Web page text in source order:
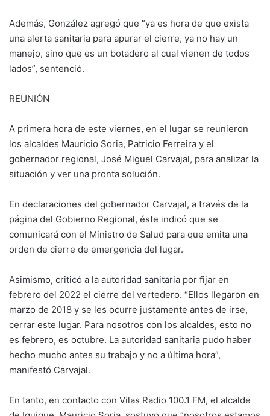
Además, González agregó que “ya es hora de que exista
una alerta sanitaria para apurar el cierre, ya no hay un
manejo, sino que es un botadero al cual vienen de todos
lados”, sentenció.
REUNIÓN
A primera hora de este viernes, en el lugar se reunieron
los alcaldes Mauricio Soria, Patricio Ferreira y el
gobernador regional, José Miguel Carvajal, para analizar la
situación y ver una pronta solución.
En declaraciones del gobernador Carvajal, a través de la
página del Gobierno Regional, éste indicó que se
comunicará con el Ministro de Salud para que emita una
orden de cierre de emergencia del lugar.
Asimismo, criticó a la autoridad sanitaria por fijar en
febrero del 2022 el cierre del vertedero. “Ellos llegaron en
marzo de 2018 y se les ocurre justamente antes de irse,
cerrar este lugar. Para nosotros con los alcaldes, esto no
es febrero, es octubre. La autoridad sanitaria pudo haber
hecho mucho antes su trabajo y no a última hora”,
manifestó Carvajal.
En tanto, en contacto con Vilas Radio 100.1 FM, el alcalde